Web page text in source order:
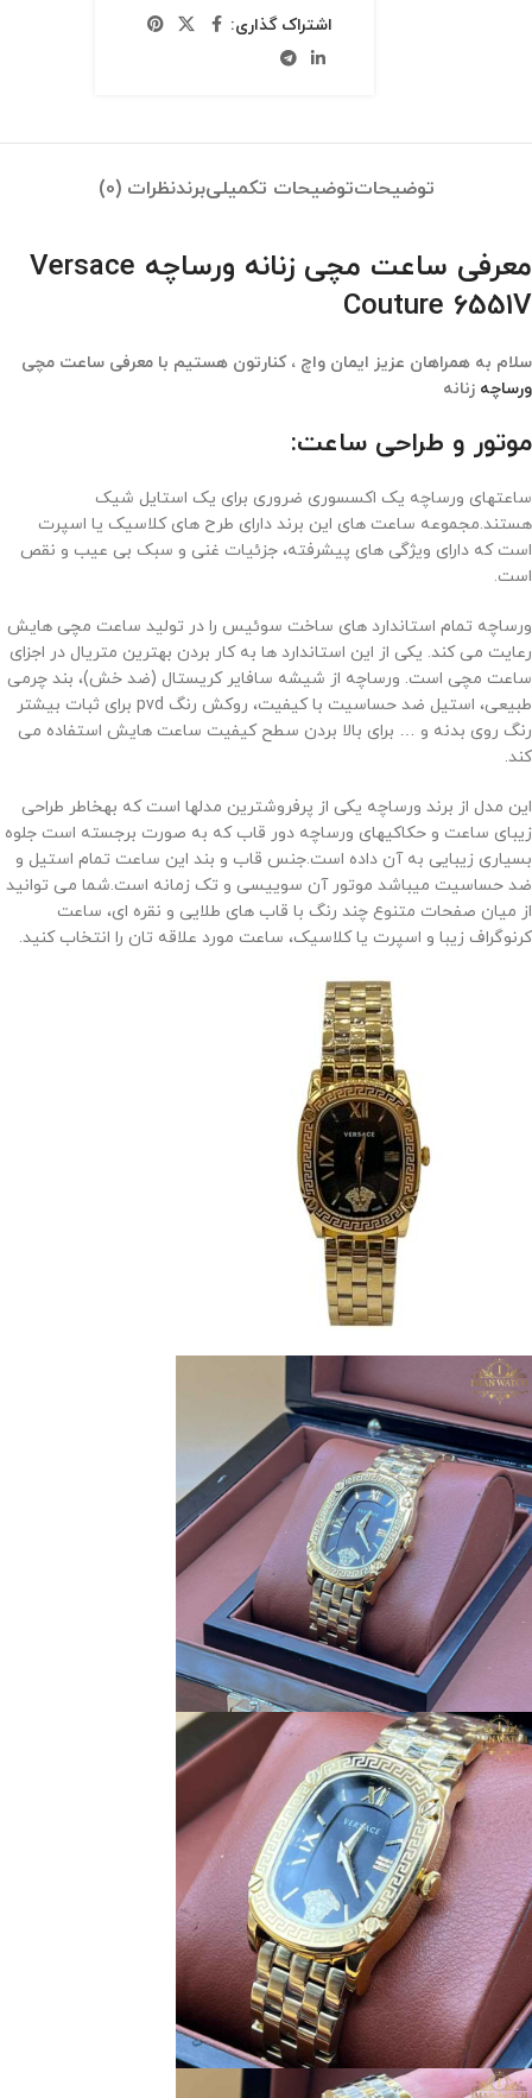
اشتراک گذاری:
توضیحاتتوضیحات تکمیلیبرندنظرات (0)
معرفی ساعت مچی زنانه ورساچه Versace
Couture 6551V
سلام به همراهان عزیز ایمان واچ ، کنارتون هستیم با معرفی ساعت مچی
ورساچه زنانه
موتور و طراحی ساعت:
ساعتهای ورساچه یک اکسسوری ضروری برای یک استایل شیک
هستند.مجموعه ساعت های این برند دارای طرح های کلاسیک یا اسپرت
است که دارای ویژگی های پیشرفته، جزئیات غنی و سبک بی عیب و نقص
است.
ورساچه تمام استاندارد های ساخت سوئیس را در تولید ساعت مچی هایش
رعایت می کند. یکی از این استاندارد ها به کار بردن بهترین متریال در اجزای
ساعت مچی است. ورساچه از شیشه سافایر کریستال (ضد خش)، بند چرمی
طبیعی، استیل ضد حساسیت با کیفیت، روکش رنگ pvd برای ثبات بیشتر
رنگ روی بدنه و … برای بالا بردن سطح کیفیت ساعت هایش استفاده می
کند.
این مدل از برند ورساچه یکی از پرفروشترین مدلها است که بهخاطر طراحی
زیبای ساعت و حکاکیهای ورساچه دور قاب که به صورت برجسته است جلوه
بسیاری زیبایی به آن داده است.جنس قاب و بند این ساعت تمام استیل و
ضد حساسیت میباشد موتور آن سوییسی و تک زمانه است.شما می توانید
از میان صفحات متنوع چند رنگ با قاب های طلایی و نقره ای، ساعت
کرنوگراف زیبا و اسپرت یا کلاسیک، ساعت مورد علاقه تان را انتخاب کنید.